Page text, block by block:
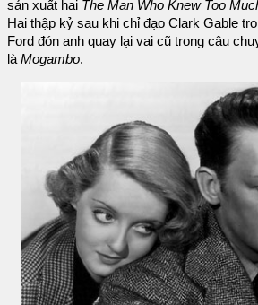
sản xuất hai The Man Who Knew Too
Hai thập kỷ sau khi chỉ đạo Clark Gable
Ford đón anh quay lại vai cũ trong câu
là Mogambo.